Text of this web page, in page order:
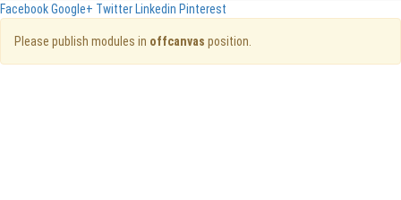
FacebookGoogle+ TwitterLinkedin Pinterest
Please publish modules in offcanvas position.